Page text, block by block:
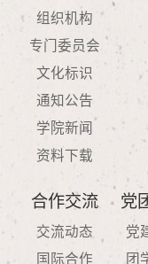
组织机构
专门委员会
文化标识
通知公告
学院新闻
资料下载
合作交流
交流动态
国际合作
党
党
团